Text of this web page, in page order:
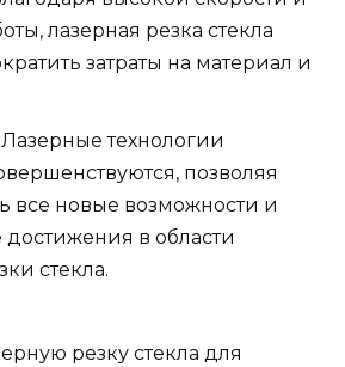
лазерная резка стекла
затраты на материал и
Лазерные технологии
позволяя
все новые возможности и
достижения в области
стекла.
резку стекла для